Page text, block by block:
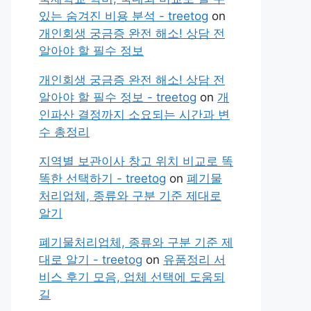
있는 숨겨진 비용 분석 - treetog on
개인회생 궁금증 완전 해소! 상담 전
알아야 할 필수 정보
개인회생 궁금증 완전 해소! 상담 전
알아야 할 필수 정보 - treetog on 개
인파산 결정까지 소요되는 시간과 변
수 총정리
지역별 보관이사 창고 위치 비교로 똑
똑한 선택하기 - treetog on 폐기물
처리업체, 종류와 구분 기준 제대로
알기
폐기물처리업체, 종류와 구분 기준 제
대로 알기 - treetog on 유품정리 서
비스 후기 모음, 업체 선택에 도움되
길